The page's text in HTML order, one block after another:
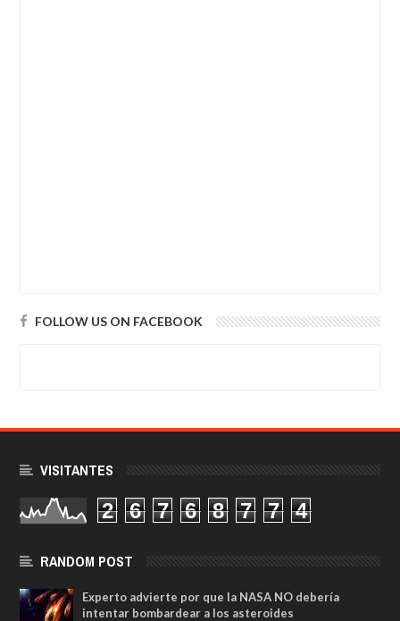
FOLLOW US ON FACEBOOK
VISITANTES
2 6 7 6 8 7 7 4
RANDOM POST
Experto advierte por que la NASA NO debería
intentar bombardear a los asteroides